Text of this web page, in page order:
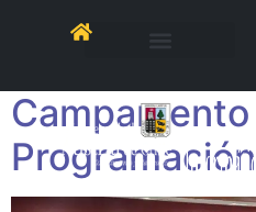
UACh recibe